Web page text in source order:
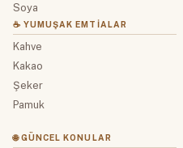
Soya
☕ YUMUŞAK EMTIALAR
Kahve
Kakao
Şeker
Pamuk
🌐 GÜNCEL KONULAR